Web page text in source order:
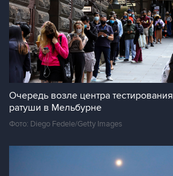
Очередь возле центра
ратуши в Мельбурне
Фото: Diego Fedele/Getty Images